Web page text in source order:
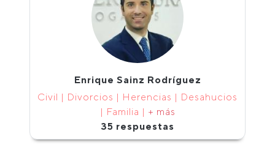
Enrique Sainz Rodríguez
Civil | Divorcios | Herencias | Desahucios
| Familia | + más
35 respuestas